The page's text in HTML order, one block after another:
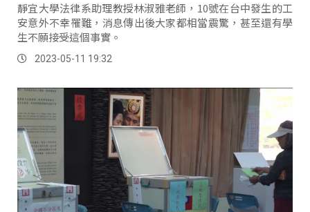
靜宜大學法律系助理教授林淑雅老師，10號在台中發生的工
安意外不幸罹難，消息傳出後大家都相當震驚，甚至還有學
生不願接受這個事實。
2023-05-11 19:32